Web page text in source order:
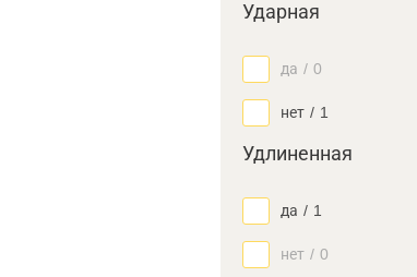
Ударная
да / 0
нет / 1
Удлиненная
да / 1
нет / 0